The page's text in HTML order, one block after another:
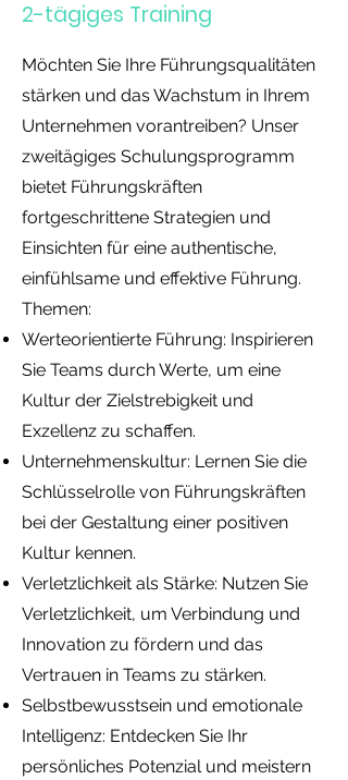
2-tägiges Training
Möchten Sie Ihre Führungsqualitäten
stärken und das Wachstum in Ihrem
Unternehmen vorantreiben? Unser
zweitägiges Schulungsprogramm
bietet Führungskräften
fortgeschrittene Strategien und
Einsichten für eine authentische,
einfühlsame und effektive Führung.
Themen:
Werteorientierte Führung: Inspirieren
Sie Teams durch Werte, um eine
Kultur der Zielstrebigkeit und
Exzellenz zu schaffen.
Unternehmenskultur: Lernen Sie die
Schlüsselrolle von Führungskräften
bei der Gestaltung einer positiven
Kultur kennen.
Verletzlichkeit als Stärke: Nutzen Sie
Verletzlichkeit, um Verbindung und
Innovation zu fördern und das
Vertrauen in Teams zu stärken.
Selbstbewusstsein und emotionale
Intelligenz: Entdecken Sie Ihr
persönliches Potenzial und meistern